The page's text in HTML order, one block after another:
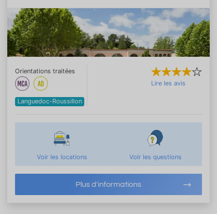
Orientations traitées
Languedoc-Roussillon
Lire les avis
Voir les locations Voir les questions
Plus d'informations